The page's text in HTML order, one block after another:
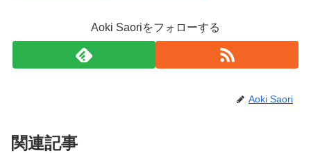
Aoki Saoriをフォローする
Aoki Saori
関連記事